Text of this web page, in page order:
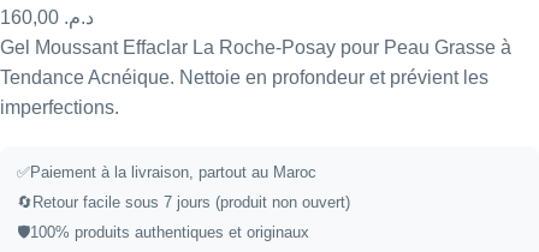
د.م.
Gel Moussant Effaclar La Roche-Posay pour Peau Grasse à
Tendance Acnéique. Nettoie en profondeur et prévient les
imperfections.
✅Paiement à la livraison, partout au Maroc
🔄 Retour facile sous 7 jours (produit non ouvert)
🛡️100% produits authentiques et originaux